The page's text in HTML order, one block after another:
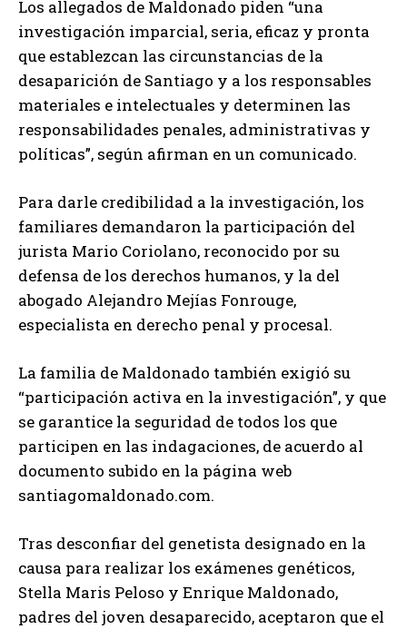
Los allegados de Maldonado piden “una
investigación imparcial, seria, eficaz y pronta
que establezcan las circunstancias de la
desaparición de Santiago y a los responsables
materiales e intelectuales y determinen las
responsabilidades penales, administrativas y
políticas”, según afirman en un comunicado.
Para darle credibilidad a la investigación, los
familiares demandaron la participación del
jurista Mario Coriolano, reconocido por su
defensa de los derechos humanos, y la del
abogado Alejandro Mejías Fonrouge,
especialista en derecho penal y procesal.
La familia de Maldonado también exigió su
“participación activa en la investigación”, y que
se garantice la seguridad de todos los que
participen en las indagaciones, de acuerdo al
documento subido en la página web
santiagomaldonado.com.
Tras desconfiar del genetista designado en la
causa para realizar los exámenes genéticos,
Stella Maris Peloso y Enrique Maldonado,
padres del joven desaparecido, aceptaron que el